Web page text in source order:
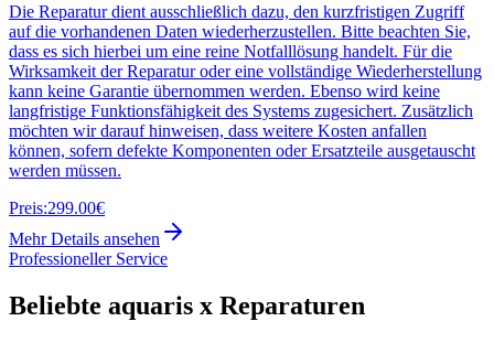
Die Reparatur dient ausschließlich dazu, den kurzfristigen Zugriff
auf die vorhandenen Daten wiederherzustellen. Bitte beachten Sie,
dass es sich hierbei um eine reine Notfalllösung handelt. Für die
Wirksamkeit der Reparatur oder eine vollständige Wiederherstellung
kann keine Garantie übernommen werden. Ebenso wird keine
langfristige Funktionsfähigkeit des Systems zugesichert. Zusätzlich
möchten wir darauf hinweisen, dass weitere Kosten anfallen
können, sofern defekte Komponenten oder Ersatzteile ausgetauscht
werden müssen.
Preis:299.00€
Mehr Details ansehen
Professioneller Service
Beliebte aquaris x Reparaturen